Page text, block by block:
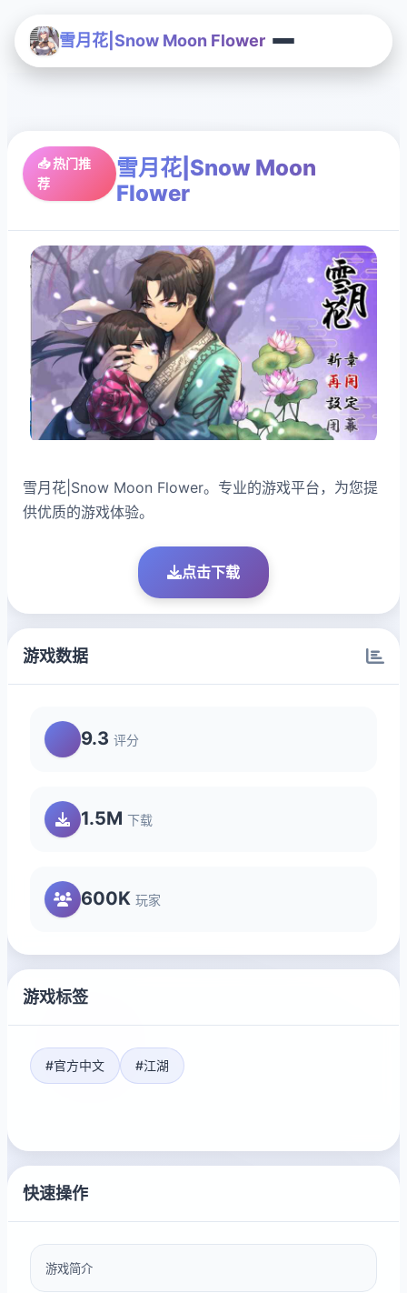
雪月花|Snow Moon Flower
📥 热门推
荐
雪月花|Snow Moon
Flower
雪月花|Snow Moon Flower。专业的游戏平台，为您提
供优质的游戏体验。
点击下载
游戏数据
9.3 评分
1.5M 下载
600K 玩家
游戏标签
#官方中文 #江湖
快速操作
游戏简介